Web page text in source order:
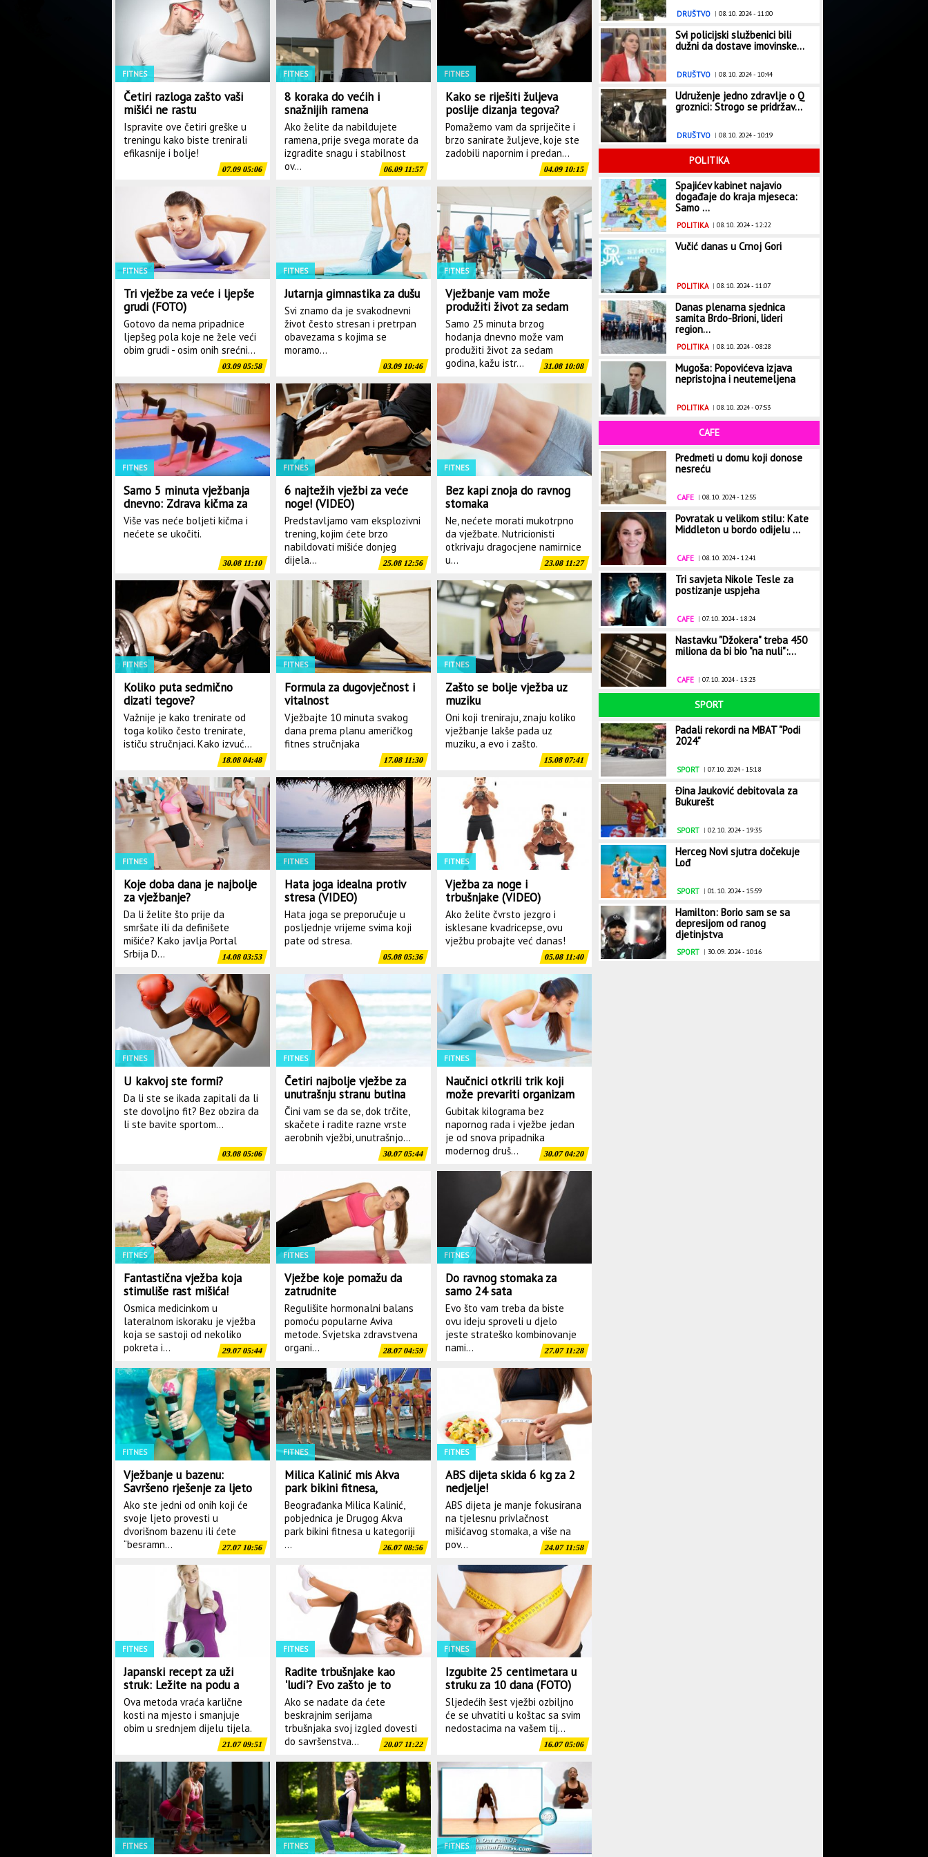
Šćekić: Slučaj vršnjačkog nasilja u Baru izazvao je ozbiljnu zabrinutost Slučaj vr...
FITNES
Četiri razloga zašto vaši
mišići ne rastu
Ispravite ove četiri greške u
treningu kako biste trenirali
efikasnije i bolje!
07.09 05:06
FITNES
8 koraka do većih i
snažnijih ramena
Ako želite da nabildujete
ramena, prije svega morate da
izgradite snagu i stabilnost
ov...
06.09 11:57
FITNES
Kako se riješiti žuljeva
poslije dizanja tegova?
Pomažemo vam da spriječite i
brzo sanirate žuljeve, koje ste
zadobili napornim i predan...
04.09 10:15
FITNES
Tri vježbe za veće i ljepše
grudi (FOTO)
Gotovo da nema pripadnice
ljepšeg pola koje ne žele veći
obim grudi - osim onih srećni...
03.09 05:58
FITNES
Jutarnja gimnastika za dušu
Svi znamo da je svakodnevni
život često stresan i pretrpan
obavezama s kojima se
moramo...
03.09 10:46
FITNES
Vježbanje vam može
produžiti život za sedam
godina
Samo 25 minuta brzog
hodanja dnevno može vam
produžiti život za sedam
godina, kažu istr...
31.08 10:08
FITNES
Samo 5 minuta vježbanja
dnevno: Zdrava kičma za
sva vremena! (VIDEO)
Više vas neće boljeti kičma i
nećete se ukočiti.
30.08 11:10
FITNES
6 najtežih vježbi za veće
noge! (VIDEO)
Predstavljamo vam eksplozivni
trening, kojim ćete brzo
nabildovati mišiće donjeg
dijela...
25.08 12:56
FITNES
Bez kapi znoja do ravnog
stomaka
Ne, nećete morati mukotrpno
da vježbate. Nutricionisti
otkrivaju dragocjene namirnice
u...
23.08 11:27
FITNES
Koliko puta sedmično
dizati tegove?
Važnije je kako trenirate od
toga koliko često trenirate,
ističu stručnjaci. Kako izvuć...
18.08 04:48
FITNES
Formula za dugovječnost i
vitalnost
Vježbajte 10 minuta svakog
dana prema planu američkog
fitnes stručnjaka
17.08 11:30
FITNES
Zašto se bolje vježba uz
muziku
Oni koji treniraju, znaju koliko
vježbanje lakše pada uz
muziku, a evo i zašto.
15.08 07:41
FITNES
Koje doba dana je najbolje
za vježbanje?
Da li želite što prije da
smršate ili da definišete
mišiće? Kako javlja Portal
Srbija D...
14.08 03:53
FITNES
Hata joga idealna protiv
stresa (VIDEO)
Hata joga se preporučuje u
posljednje vrijeme svima koji
pate od stresa.
05.08 05:36
FITNES
Vježba za noge i
trbušnjake (VIDEO)
Ako želite čvrsto jezgro i
isklesane kvadricepse, ovu
vježbu probajte već danas!
05.08 11:40
FITNES
U kakvoj ste formi?
Da li ste se ikada zapitali da li
ste dovoljno fit? Bez obzira da
li ste bavite sportom...
03.08 05:06
FITNES
Četiri najbolje vježbe za
unutrašnju stranu butina
(VIDEO)
Čini vam se da se, dok trčite,
skačete i radite razne vrste
aerobnih vježbi, unutrašnjo...
30.07 05:44
FITNES
Naučnici otkrili trik koji
može prevariti organizam
da troši višak energije
Gubitak kilograma bez
napornog rada i vježbe jedan
je od snova pripadnika
modernog druš...
30.07 04:20
FITNES
Fantastična vježba koja
stimuliše rast mišića!
(VIDEO)
Osmica medicinkom u
lateralnom iskoraku je vježba
koja se sastoji od nekoliko
pokreta i...
29.07 05:44
FITNES
Vježbe koje pomažu da
zatrudnite
Regulišite hormonalni balans
pomoću popularne Aviva
metode. Svjetska zdravstvena
organi...
28.07 04:59
FITNES
Do ravnog stomaka za
samo 24 sata
Evo što vam treba da biste
ovu ideju sproveli u djelo
jeste strateško kombinovanje
nami...
27.07 11:28
FITNES
Vježbanje u bazenu:
Savršeno rješenje za ljeto
(VIDEO)
Ako ste jedni od onih koji će
svoje ljeto provesti u
dvorišnom bazenu ili ćete
“besramn...
27.07 10:56
FITNES
Milica Kalinić mis Akva
park bikini fitnesa,
takmičenje pratio i
Palma(FOTO)
Beograđanka Milica Kalinić,
pobjednica je Drugog Akva
park bikini fitnesa u kategoriji
...
26.07 08:56
FITNES
ABS dijeta skida 6 kg za 2
nedjelje!
ABS dijeta je manje fokusirana
na tjelesnu privlačnost
mišićavog stomaka, a više na
pov...
24.07 11:58
FITNES
Japanski recept za uži
struk: Ležite na podu a
centimetri nestaju
Ova metoda vraća karlične
kosti na mjesto i smanjuje
obim u srednjem dijelu tijela.
21.07 09:51
FITNES
Radite trbušnjake kao
'ludi'? Evo zašto je to
potpuno beskorisno!
(VIDEO)
Ako se nadate da ćete
beskrajnim serijama
trbušnjaka svoj izgled dovesti
do savršenstva...
20.07 11:22
FITNES
Izgubite 25 centimetara u
struku za 10 dana (FOTO)
Sljedećih šest vježbi ozbiljno
će se uhvatiti u koštac sa svim
nedostacima na vašem tij...
16.07 05:06
FITNES FITNES FITNES
DRUŠTVO | 08. 10. 2024 - 11:00
Svi policijski službenici bili
dužni da dostave imovinske...
DRUŠTVO | 08. 10. 2024 - 10:44
Udruženje jedno zdravlje o Q
groznici: Strogo se pridržav...
DRUŠTVO | 08. 10. 2024 - 10:19
POLITIKA
Spajićev kabinet najavio
događaje do kraja mjeseca:
Samo ...
POLITIKA| 08. 10. 2024 - 12:22
Vučić danas u Crnoj Gori
POLITIKA| 08. 10. 2024 - 11:07
Danas plenarna sjednica
samita Brdo-Brioni, lideri
region...
POLITIKA| 08. 10. 2024 - 08:28
Mugoša: Popovićeva izjava
nepristojna i neutemeljena
POLITIKA| 08. 10. 2024 - 07:53
CAFE
Predmeti u domu koji donose
nesreću
CAFE | 08. 10. 2024 - 12:55
Povratak u velikom stilu: Kate
Middleton u bordo odijelu ...
CAFE | 08. 10. 2024 - 12:41
Tri savjeta Nikole Tesle za
postizanje uspjeha
CAFE | 07. 10. 2024 - 18:24
Nastavku "Džokera" treba 450
miliona da bi bio "na nuli":...
CAFE | 07. 10. 2024 - 13:23
SPORT
Padali rekordi na MBAT "Podi
2024"
SPORT | 07. 10. 2024 - 15:18
Đina Jauković debitovala za
Bukurešt
SPORT | 02. 10. 2024 - 19:35
Herceg Novi sjutra dočekuje
Lođ
SPORT | 01. 10. 2024 - 15:59
Hamilton: Borio sam se sa
depresijom od ranog
djetinjstva
SPORT | 30. 09. 2024 - 10:16